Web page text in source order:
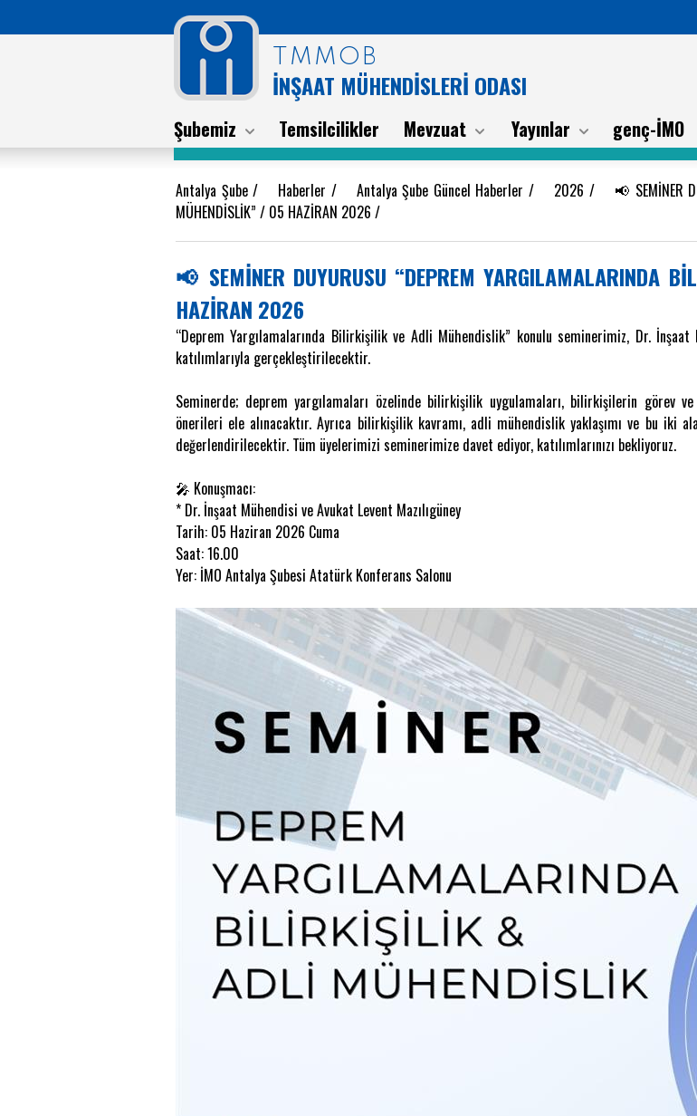
TMMOB
İNŞAAT MÜHENDİSLERİ ODASI
Şubemiz Temsilcilikler Mevzuat Yayınlar genç-İMO
Antalya Şube/ Haberler / Antalya Şube Güncel Haberler / 2026 / 📢 SEMİNER
MÜHENDİSLİK” / 05 HAZİRAN 2026 /
📢 SEMİNER DUYURUSU “DEPREM YARGILAMALARINDA
HAZİRAN 2026
“Deprem Yargılamalarında Bilirkişilik ve Adli Mühendislik” konulu seminerimiz, Dr. İnşaat
katılımlarıyla gerçekleştirilecektir.
Seminerde; deprem yargılamaları özelinde bilirkişilik uygulamaları, bilirkişilerin görev
önerileri ele alınacaktır. Ayrıca bilirkişilik kavramı, adli mühendislik yaklaşımı ve bu iki
değerlendirilecektir. Tüm üyelerimizi seminerimize davet ediyor, katılımlarınızı bekliyoruz.
🎤 Konuşmacı:
* Dr. İnşaat Mühendisi ve Avukat Levent Mazılıgüney
Tarih: 05 Haziran 2026 Cuma
Saat: 16.00
Yer: İMO Antalya Şubesi Atatürk Konferans Salonu